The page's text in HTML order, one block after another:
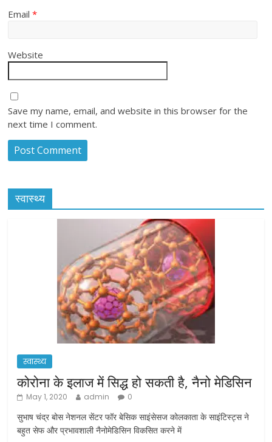
Email*
Website
Save my name, email, and website in this browser for the
next time I comment.
स्वास्थ्य
स्वास्थ्य
कोरोना के इलाज में सिद्ध हो सकती है, नैनो मेडिसिन
May 1, 2020 admin 0
सुभाष चंद्र बोस नेशनल सेंटर फॉर बेसिक साइंसेसज कोलकाता के साइंटिस्ट्स ने
बहुत सेफ और प्रभावशाली नैनोमेडिसिन विकसित करने में